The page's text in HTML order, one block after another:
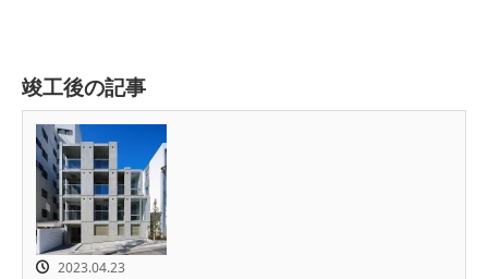
竣工後の記事
2023.04.23